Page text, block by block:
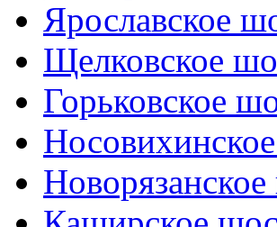
Ярославское
Щелковское
Горьковское